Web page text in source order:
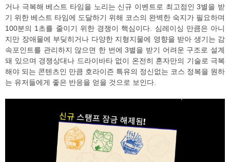
거나 극복해 베스트 타임을 노리는 신규 이벤트로 최고점인 3별을 받
기 위한 베스트 타임에 도달하기 위해 코스의 완벽한 숙지가 필요하며
100분의 1초를 줄이기 위한 경쟁이 핵심이다. 심레이싱 만큼은 아니
지만 장애물에 부딪히거나 다양한 지형지물에 영향을 받아 생기는 감
속포인트를 관리하지 않으면 한 번에 3별을 받기 어려운 구조로 설계
돼 있으며 경쟁상대나 드라이바타 없이 온전히 혼자만의 기술로 극복
해야 되는 콘텐츠인 만큼 호라이즌 특유의 정신없는 코스 정복을 원하
는 유저들에게 좋은 반응을 얻을 것으로 보인다.